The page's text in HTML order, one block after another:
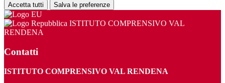
Accetta tutti Salva le preferenze
ISTITUTO COMPRENSIVO VAL
RENDENA
Contatti
ISTITUTO COMPRENSIVO VAL RENDENA